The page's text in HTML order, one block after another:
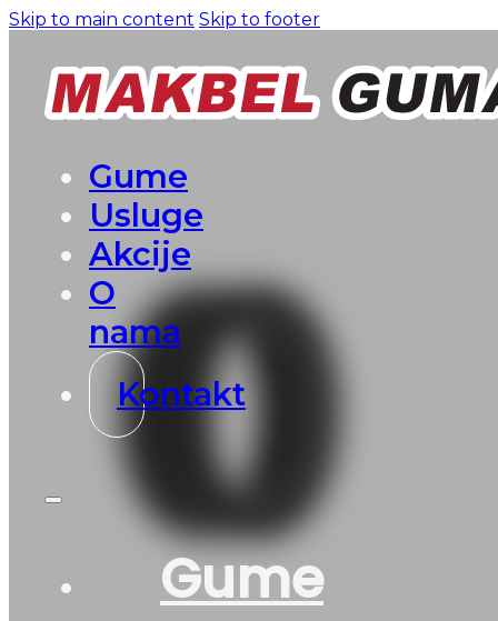
Skip to main content Skip to footer
Gume
Usluge
Akcije
O
nama
Kontakt
Gume